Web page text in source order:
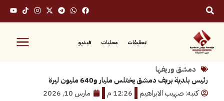
محليات فيديو
وريفها
بريف دمشق يختلس مليار و640 مليون ليرة
صهيب الابراهيم
12:26 م مارس 10, 2026